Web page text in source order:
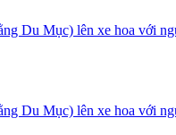
Du Mục) lên xe hoa với
Du Mục) lên xe hoa với